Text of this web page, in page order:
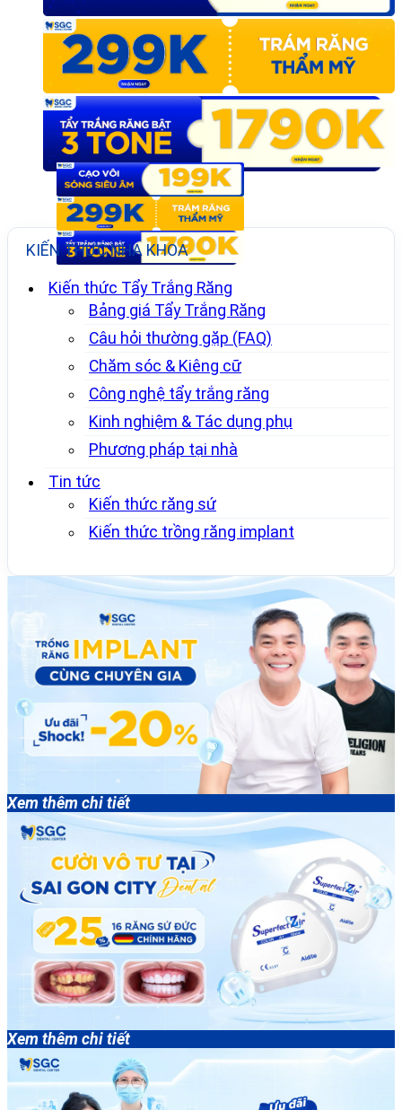
KIẾN THỨC NHA KHOA
Kiến thức Tẩy Trắng Răng
Bảng giá Tẩy Trắng Răng
Câu hỏi thường gặp (FAQ)
Chăm sóc & Kiêng cữ
Công nghệ tẩy trắng răng
Kinh nghiệm & Tác dụng phụ
Phương pháp tại nhà
Tin tức
Kiến thức răng sứ
Kiến thức trồng răng implant
Xem thêm chi tiết
Xem thêm chi tiết